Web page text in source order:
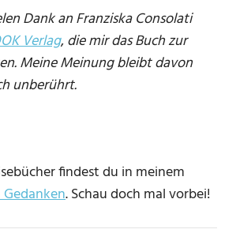
Dank an Franziska Consolati
Verlag,die mir das Buch zur
Meine Meinung bleibt davon
unberührt.
findest du in meinem
Gedanken. Schau doch mal vorbei!